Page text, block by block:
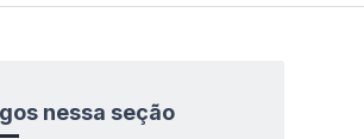
nessa seção